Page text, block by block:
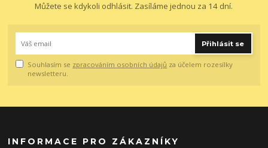
Můžete se kdykoli odhlásit. Zasíláme jednou za 14 dní.
Přihlásit se
Souhlasím se zpracováním osobních údajů za účelem rozesílky
newsletteru.
INFORMACE PRO ZÁKAZNÍKY